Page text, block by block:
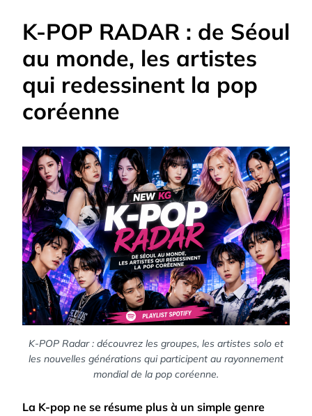
K-POP RADAR : de Séoul
au monde, les artistes
qui redessinent la pop
coréenne
K-POP Radar : découvrez les groupes, les artistes solo et
les nouvelles générations qui participent au rayonnement
mondial de la pop coréenne.
La K-pop ne se résume plus à un simple genre